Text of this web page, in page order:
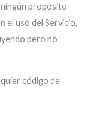
propósito
el uso del Servicio,
pero no
código de